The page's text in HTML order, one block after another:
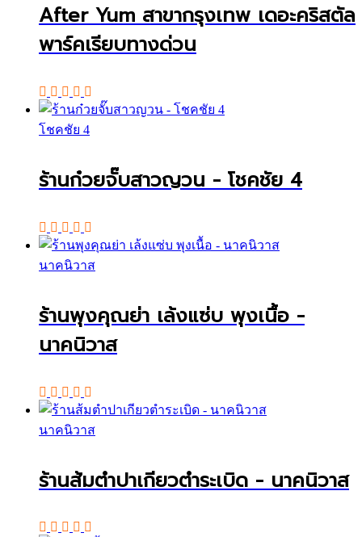
After Yum สาขากรุงเทพ เดอะคริสตัล
พาร์คเรียบทางด่วน
โชคชัย 4
ร้านก๋วยจั๊บสาวญวน - โชคชัย 4
นาคนิวาส
ร้านพุงคุณย่า เล้งแซ่บ พุงเนื้อ -
นาคนิวาส
นาคนิวาส
ร้านส้มตำปาเกียวตำระเบิด - นาคนิวาส